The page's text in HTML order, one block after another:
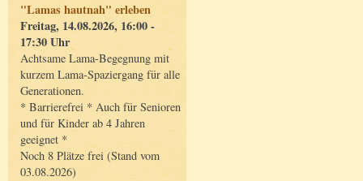
"Lamas hautnah" erleben
Freitag, 14.08.2026, 16:00 -
17:30 Uhr
Achtsame Lama-Begegnung mit
kurzem Lama-Spaziergang für alle
Generationen.
* Barrierefrei * Auch für Senioren
und für Kinder ab 4 Jahren
geeignet *
Noch 8 Plätze frei (Stand vom
03.08.2026)